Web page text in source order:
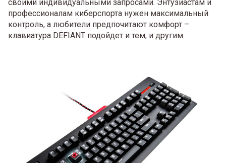
своими индивидуальными запросами. Энтузиастам и
профессионалам киберспорта нужен максимальный
контроль, а любители предпочитают комфорт –
клавиатура DEFIANT подойдет и тем, и другим.